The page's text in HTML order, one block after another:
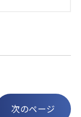
次のページ